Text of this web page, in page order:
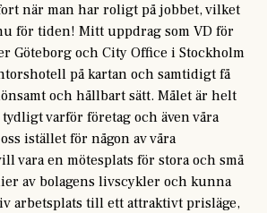
när man har roligt på jobbet, vilket
för tiden! Mitt uppdrag som VD för
Göteborg och City Office i Stockholm
på kartan och samtidigt få
och hållbart sätt. Målet är helt
varför företag och även våra
istället för någon av våra
vara en mötesplats för stora och små
av bolagens livscykler och kunna
arbetsplats till ett attraktivt prisläge,